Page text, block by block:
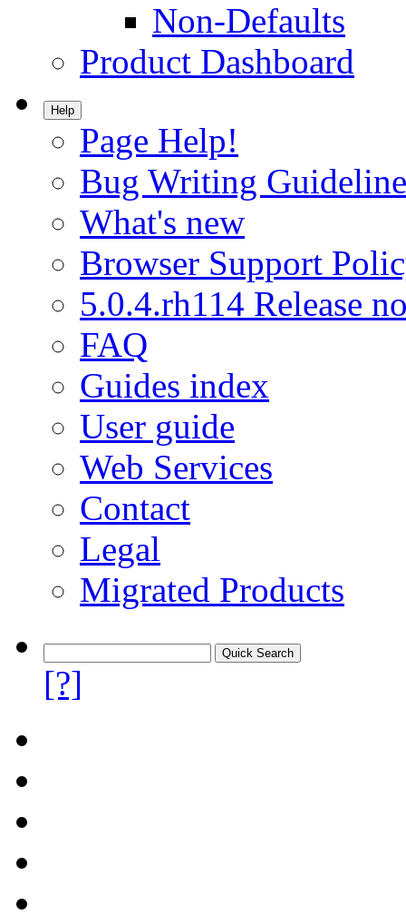
Non-Defaults
Product Dashboard
Help
Page Help!
Bug Writing
What's new
Browser Support
5.0.4.rh114 Release
FAQ
Guides index
User guide
Web Services
Contact
Legal
Migrated Products
[?]